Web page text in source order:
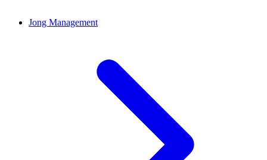
Jong Management